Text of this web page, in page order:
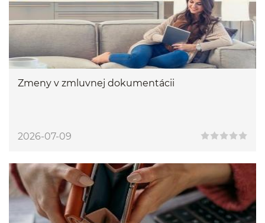
Zmeny v zmluvnej dokumentácii
2026-07-09